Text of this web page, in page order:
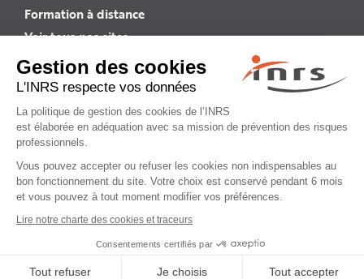
Formation à distance
Voir tous nos sites →
INRS English
INRS (english version)
Plan du site
Mentions légales
Politique de confidentialité